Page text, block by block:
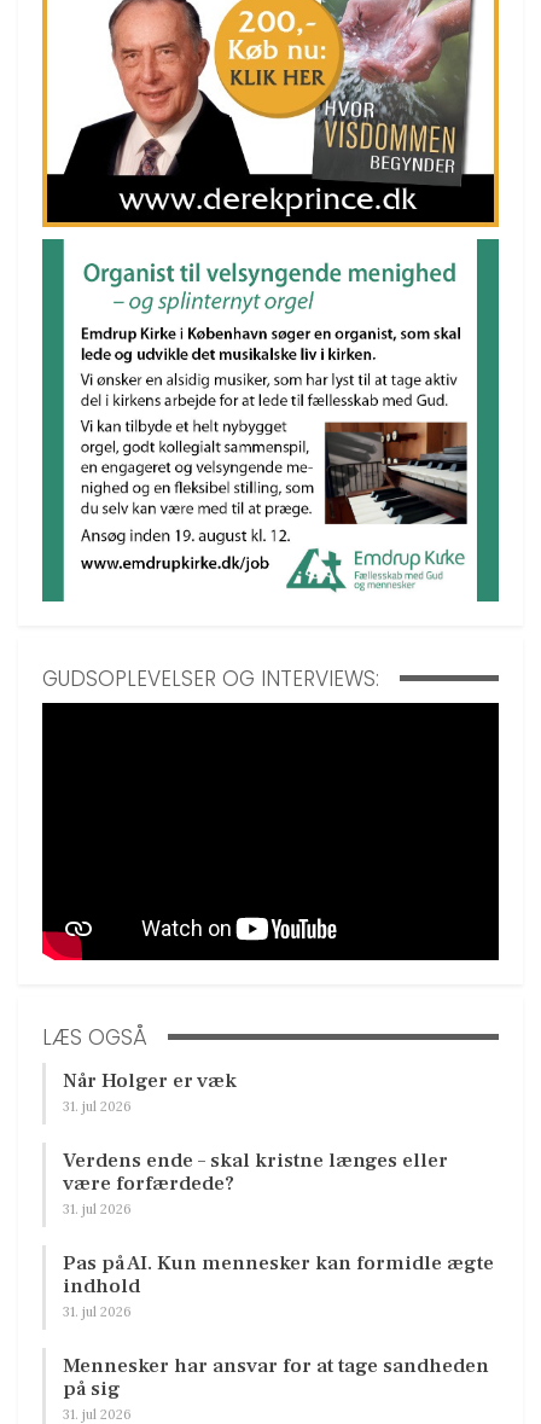
GUDSOPLEVELSER OG INTERVIEWS:
LÆS OGSÅ
Når Holger er væk
31. jul 2026
Verdens ende – skal kristne længes eller
være forfærdede?
31. jul 2026
Pas på AI. Kun mennesker kan formidle ægte
indhold
31. jul 2026
Mennesker har ansvar for at tage sandheden
på sig
31. jul 2026